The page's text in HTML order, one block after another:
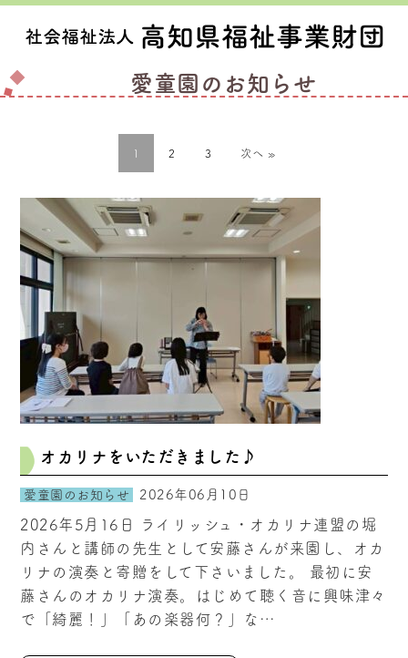
愛童園のお知らせ
1 2 3 次へ »
オカリナをいただきました♪
愛童園のお知らせ 2026年06月10日
2026年5月16日 ライリッシュ・オカリナ連盟の堀
内さんと講師の先生として安藤さんが来園し、オカ
リナの演奏と寄贈をして下さいました。 最初に安
藤さんのオカリナ演奏。はじめて聴く音に興味津々
で「綺麗！」「あの楽器何？」な…